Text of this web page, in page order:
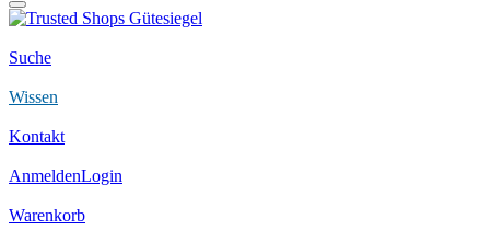
Suche
Wissen
Kontakt
AnmeldenLogin
Warenkorb